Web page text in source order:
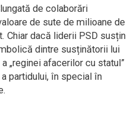
de colaborări
de sute de milioane de
Chiar dacă liderii PSD susțin
dintre susținătorii lui
„reginei afacerilor cu statul”
partidului, în special în